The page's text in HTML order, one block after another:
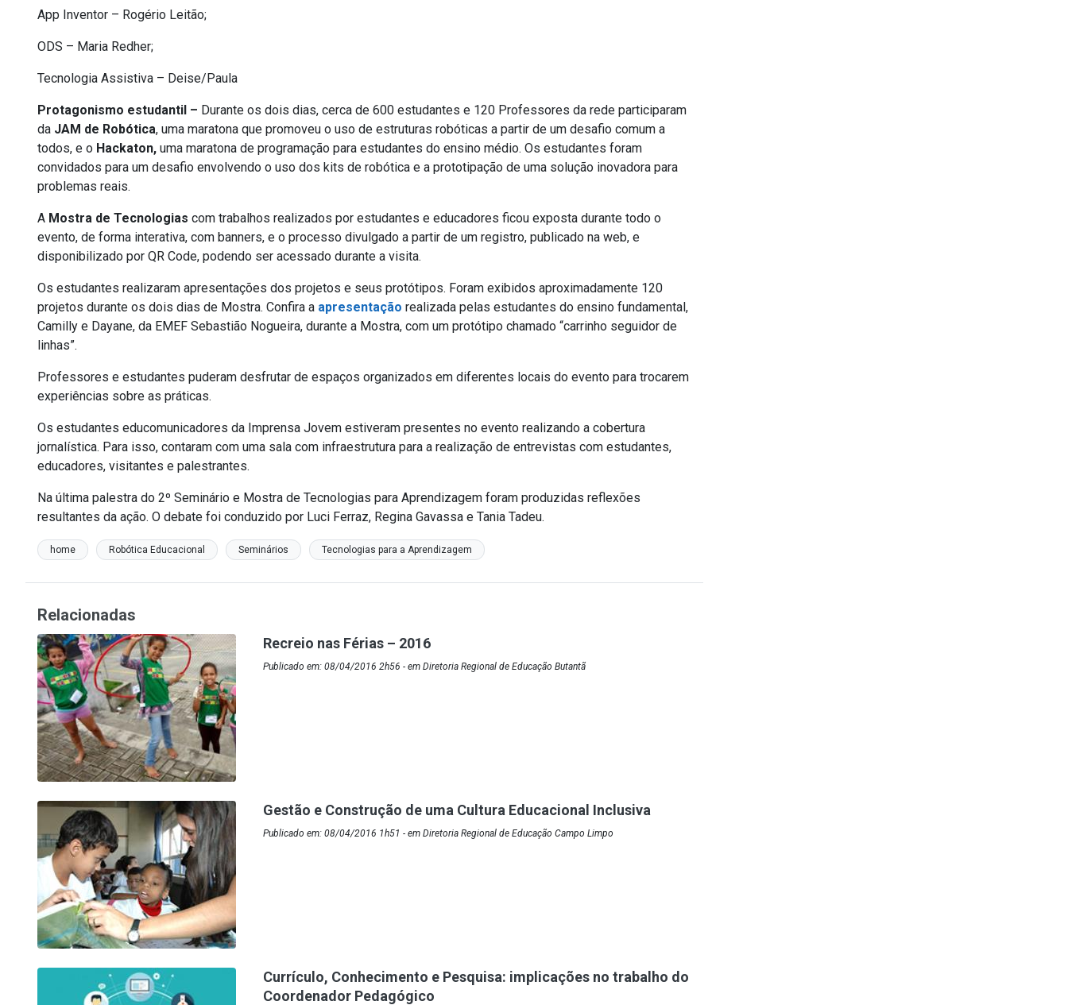
App Inventor – Rogério Leitão;
ODS – Maria Redher;
Tecnologia Assistiva – Deise/Paula
Protagonismo estudantil – Durante os dois dias, cerca de 600 estudantes e 120 Professores da rede participaram
da JAM de Robótica, uma maratona que promoveu o uso de estruturas robóticas a partir de um desafio comum a
todos, e o Hackaton, uma maratona de programação para estudantes do ensino médio. Os estudantes foram
convidados para um desafio envolvendo o uso dos kits de robótica e a prototipação de uma solução inovadora para
problemas reais.
A Mostra de Tecnologias com trabalhos realizados por estudantes e educadores ficou exposta durante todo o
evento, de forma interativa, com banners, e o processo divulgado a partir de um registro, publicado na web, e
disponibilizado por QR Code, podendo ser acessado durante a visita.
Os estudantes realizaram apresentações dos projetos e seus protótipos. Foram exibidos aproximadamente 120
projetos durante os dois dias de Mostra. Confira a apresentação realizada pelas estudantes do ensino fundamental,
Camilly e Dayane, da EMEF Sebastião Nogueira, durante a Mostra, com um protótipo chamado “carrinho seguidor de
linhas”.
Professores e estudantes puderam desfrutar de espaços organizados em diferentes locais do evento para trocarem
experiências sobre as práticas.
Os estudantes educomunicadores da Imprensa Jovem estiveram presentes no evento realizando a cobertura
jornalística. Para isso, contaram com uma sala com infraestrutura para a realização de entrevistas com estudantes,
educadores, visitantes e palestrantes.
Na última palestra do 2º Seminário e Mostra de Tecnologias para Aprendizagem foram produzidas reflexões
resultantes da ação. O debate foi conduzido por Luci Ferraz, Regina Gavassa e Tania Tadeu.
home Robótica Educacional Seminários Tecnologias para a Aprendizagem
Relacionadas
Recreio nas Férias – 2016
Publicado em: 08/04/2016 2h56 - em Diretoria Regional de Educação Butantã
Gestão e Construção de uma Cultura Educacional Inclusiva
Publicado em: 08/04/2016 1h51 - em Diretoria Regional de Educação Campo Limpo
Currículo, Conhecimento e Pesquisa: implicações no trabalho do
Coordenador Pedagógico